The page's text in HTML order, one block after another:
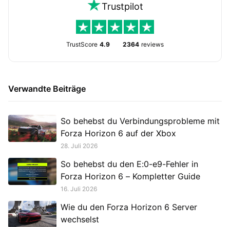
Trustpilot
TrustScore 4.9 2364 reviews
Verwandte Beiträge
So behebst du Verbindungsprobleme mit
Forza Horizon 6 auf der Xbox
28. Juli 2026
So behebst du den E:0-e9-Fehler in
Forza Horizon 6 – Kompletter Guide
16. Juli 2026
Wie du den Forza Horizon 6 Server
wechselst